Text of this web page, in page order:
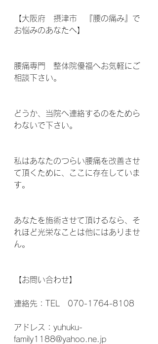
【大阪府　摂津市　『腰の痛み』で
お悩みのあなたへ】
腰痛専門　整体院優福へお気軽にご
相談下さい。
どうか、当院へ連絡するのをためら
わないで下さい。
私はあなたのつらい腰痛を改善させ
て頂くために、ここに存在していま
す。
あなたを施術させて頂けるなら、そ
れほど光栄なことは他にはありませ
ん。
【お問い合わせ】
連絡先：TEL　070-1764-8108
アドレス：yuhuku-
family1188@yahoo.ne.jp